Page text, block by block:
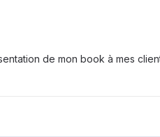
de mon book à mes